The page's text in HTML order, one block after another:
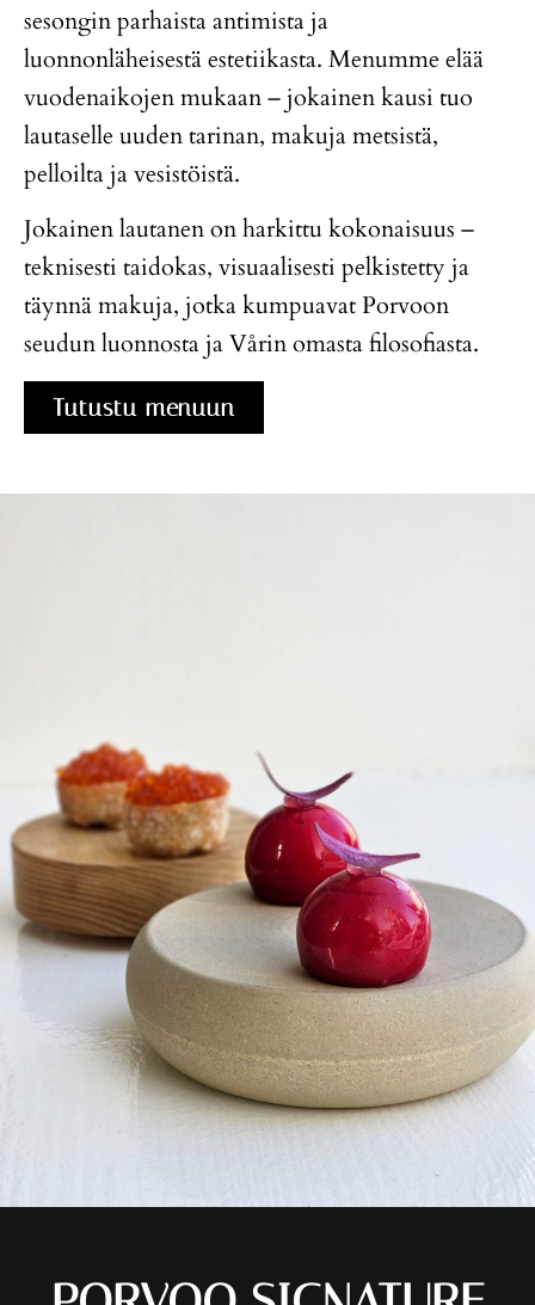
sesongin parhaista antimista ja
luonnonläheisestä estetiikasta. Menumme elää
vuodenaikojen mukaan – jokainen kausi tuo
lautaselle uuden tarinan, makuja metsistä,
pelloilta ja vesistöistä.
Jokainen lautanen on harkittu kokonaisuus –
teknisesti taidokas, visuaalisesti pelkistetty ja
täynnä makuja, jotka kumpuavat Porvoon
seudun luonnosta ja Vårin omasta filosofiasta.
Tutustu menuun